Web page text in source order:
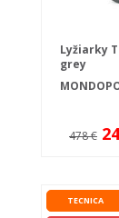
Lyžiarky
grey
478 €
TECNICA